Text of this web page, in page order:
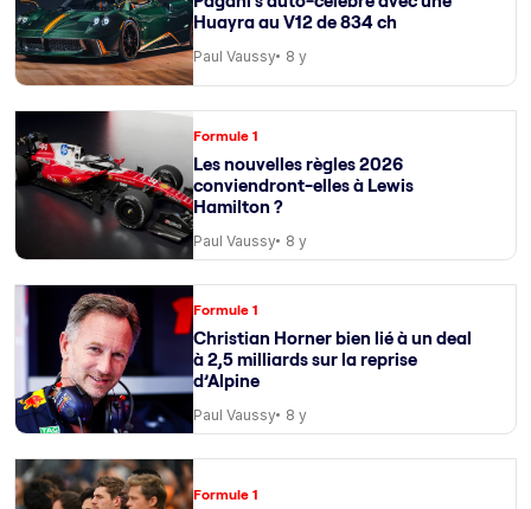
Huayra au V12 de 834 ch
Paul Vaussy 8 y
Formule 1
Les nouvelles règles 2026
conviendront-elles à Lewis
Hamilton ?
Paul Vaussy 8 y
Formule 1
Christian Horner bien lié à un deal
à 2,5 milliards sur la reprise
d’Alpine
Paul Vaussy 8 y
Formule 1